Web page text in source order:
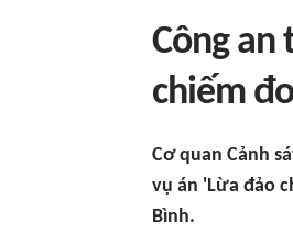
Công an
chiếm
Cơ quan Cảnh
vụ án 'Lừa đảo
Bình.